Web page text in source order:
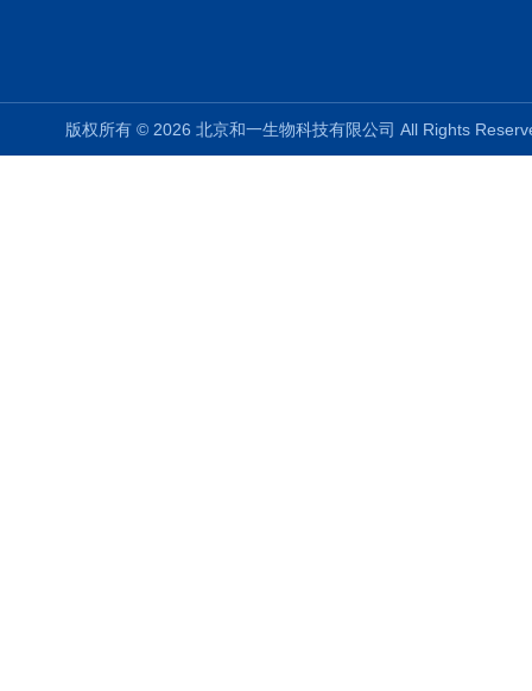
版权所有 © 2026 北京和一生物科技有限公司 All Rights